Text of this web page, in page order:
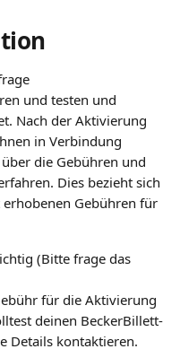
und testen und
Nach der Aktivierung
in Verbindung
die Gebühren und
Dies bezieht sich
Gebühren für
(Bitte frage das
für die Aktivierung
deinen BeckerBillett-
Details kontaktieren.